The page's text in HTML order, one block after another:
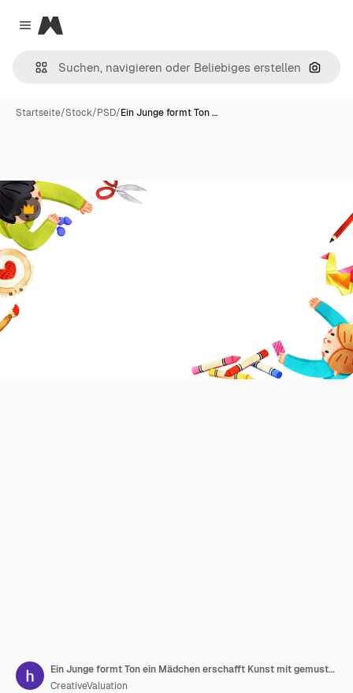
Close menu
Magnific
Nach
Startseite/Stock/PSD/Ein Junge formt Ton …
Premium
Ein Junge formt Ton ein Mädchen erschafft Kunst mit gemustertem Papier handgezeichneter Aquarellmalerei Rahmendesign
CreativeValuation